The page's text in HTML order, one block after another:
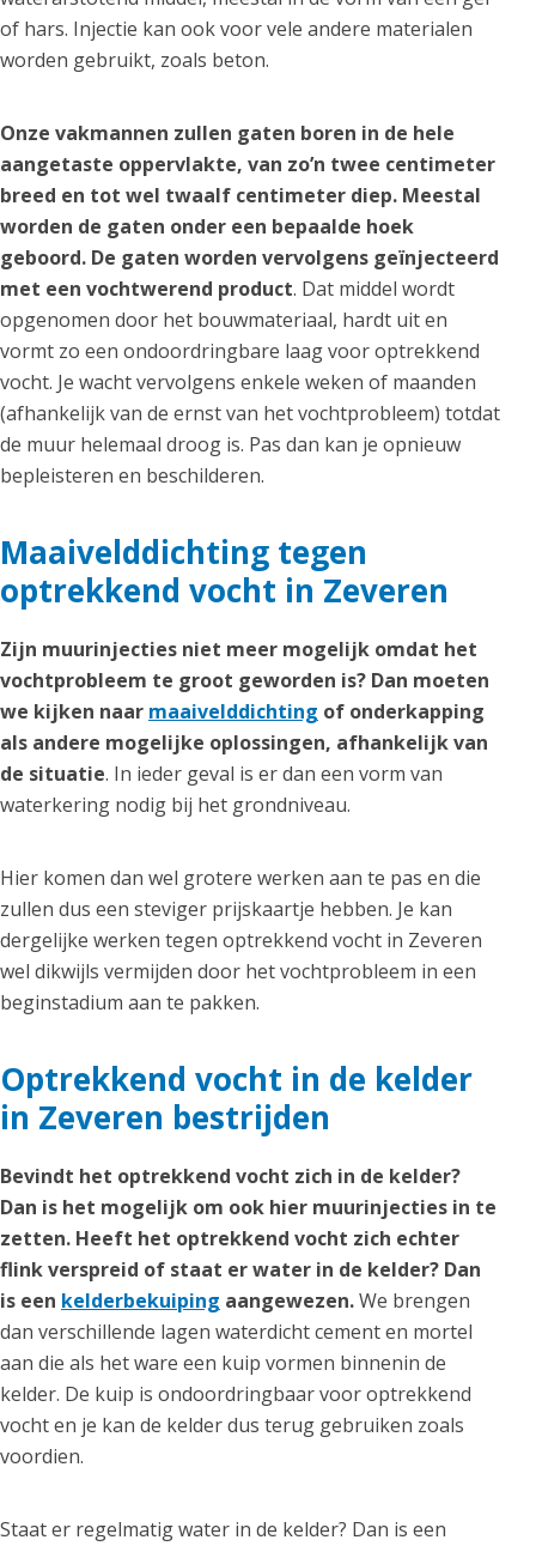
of hars. Injectie kan ook voor vele andere materialen
worden gebruikt, zoals beton.
Onze vakmannen zullen gaten boren in de hele
aangetaste oppervlakte, van zo’n twee centimeter
breed en tot wel twaalf centimeter diep. Meestal
worden de gaten onder een bepaalde hoek
geboord. De gaten worden vervolgens geïnjecteerd
met een vochtwerend product. Dat middel wordt
opgenomen door het bouwmateriaal, hardt uit en
vormt zo een ondoordringbare laag voor optrekkend
vocht. Je wacht vervolgens enkele weken of maanden
(afhankelijk van de ernst van het vochtprobleem) totdat
de muur helemaal droog is. Pas dan kan je opnieuw
bepleisteren en beschilderen.
Maaivelddichting tegen
optrekkend vocht in Zeveren
Zijn muurinjecties niet meer mogelijk omdat het
vochtprobleem te groot geworden is? Dan moeten
we kijken naar maaivelddichting of onderkapping
als andere mogelijke oplossingen, afhankelijk van
de situatie. In ieder geval is er dan een vorm van
waterkering nodig bij het grondniveau.
Hier komen dan wel grotere werken aan te pas en die
zullen dus een steviger prijskaartje hebben. Je kan
dergelijke werken tegen optrekkend vocht in Zeveren
wel dikwijls vermijden door het vochtprobleem in een
beginstadium aan te pakken.
Optrekkend vocht in de kelder
in Zeveren bestrijden
Bevindt het optrekkend vocht zich in de kelder?
Dan is het mogelijk om ook hier muurinjecties in te
zetten. Heeft het optrekkend vocht zich echter
flink verspreid of staat er water in de kelder? Dan
is een kelderbekuiping aangewezen.We brengen
dan verschillende lagen waterdicht cement en mortel
aan die als het ware een kuip vormen binnenin de
kelder. De kuip is ondoordringbaar voor optrekkend
vocht en je kan de kelder dus terug gebruiken zoals
voordien.
Staat er regelmatig water in de kelder? Dan is een